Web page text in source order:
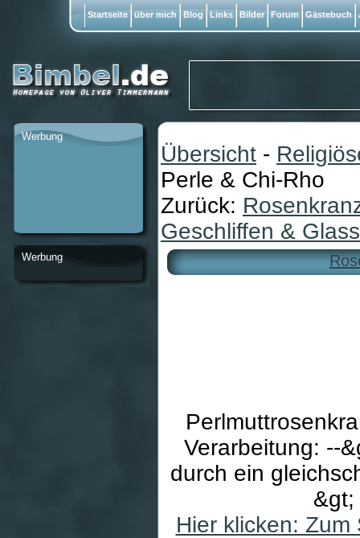
Übersicht -
Perle & Chi-Rho
Zurück:
Geschliffen &
Verarbeitung: --
durch ein
&gt;
Hier klicken: Zum
Werbung
Werbung
Startseite über mich Blog Links Bilder Forum Gästebuch